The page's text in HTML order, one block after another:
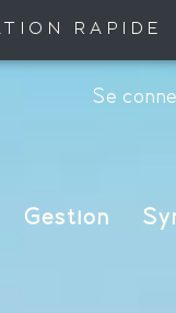
RAPIDE
se
Gestion